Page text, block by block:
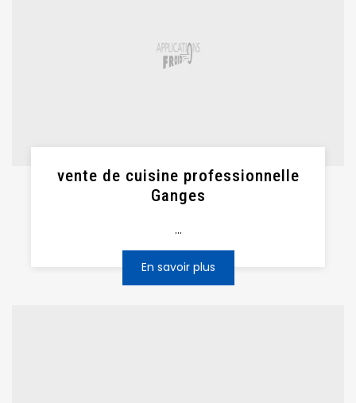
vente de cuisine professionnelle
Ganges
...
En savoir plus